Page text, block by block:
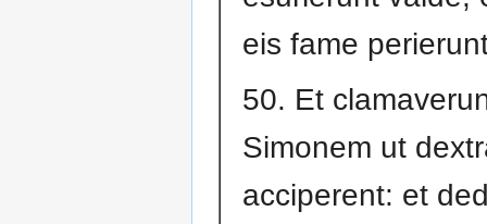
eis fame
50. Et
Simonem ut
acciperent: et